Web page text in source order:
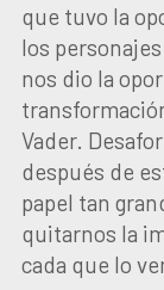
que tuvo la
los
nos dio la
Vader.
después de
papel tan
quitarnos la
cada que lo